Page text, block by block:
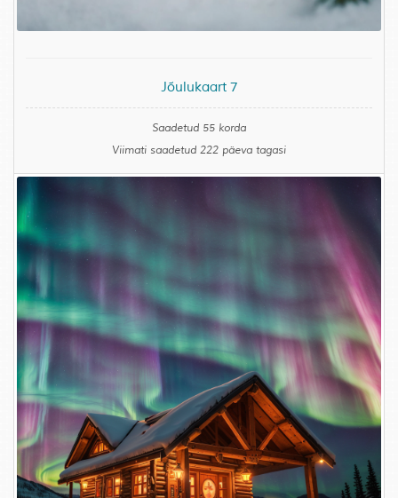
Jõulukaart 7
Saadetud 55 korda
Viimati saadetud 222 päeva tagasi